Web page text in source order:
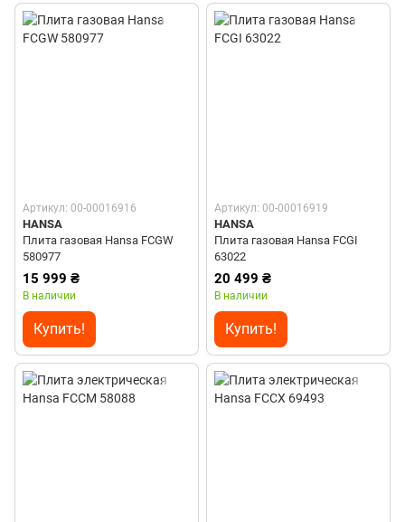
Артикул: 00-00016916
HANSA
Плита газовая Hansa FCGW
580977
15 999 ₴
В наличии
Купить!
Артикул: 00-00016919
HANSA
Плита газовая Hansa FCGI
63022
20 499 ₴
В наличии
Купить!